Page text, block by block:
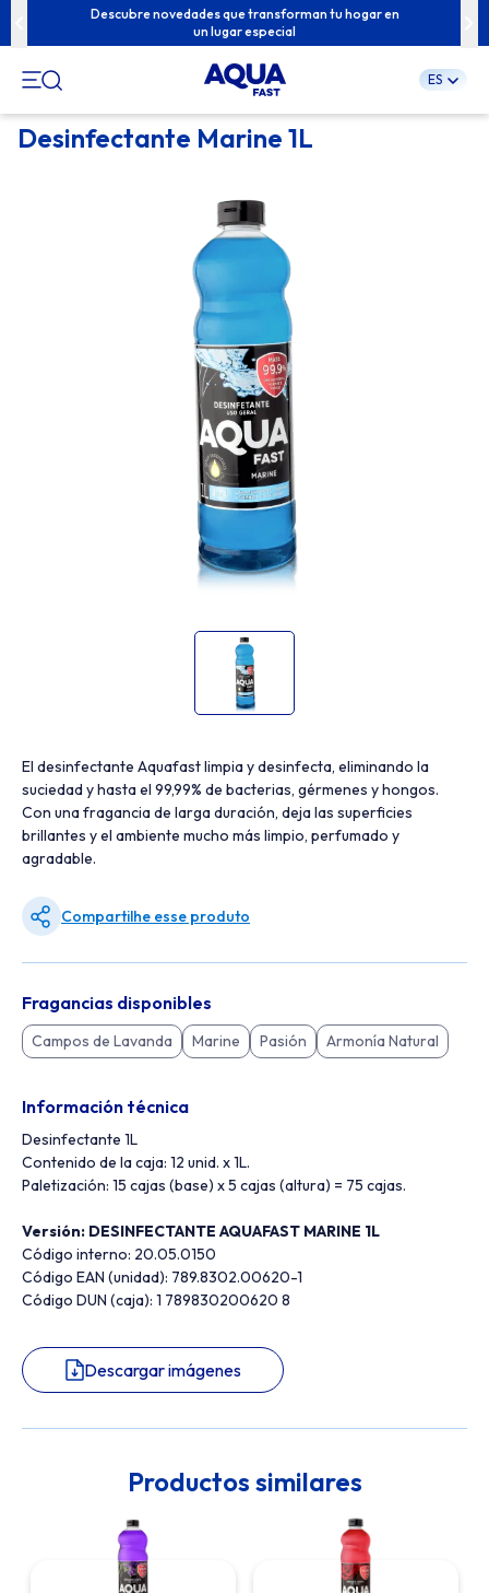
Pular
para
Descubre novedades que transforman tu hogar en
un lugar especial
ES
Desinfectante Marine 1L
El desinfectante Aquafast limpia y desinfecta, eliminando la
suciedad y hasta el 99,99% de bacterias, gérmenes y hongos.
Con una fragancia de larga duración, deja las superficies
brillantes y el ambiente mucho más limpio, perfumado y
agradable.
Compartilhe esse produto
Fragancias disponibles
Campos de Lavanda Marine Pasión Armonía Natural
Información técnica
Desinfectante 1L
Contenido de la caja: 12 unid. x 1L.
Paletización: 15 cajas (base) x 5 cajas (altura) = 75 cajas.
Versión: DESINFECTANTE AQUAFAST MARINE 1L
Código interno: 20.05.0150
Código EAN (unidad): 789.8302.00620-1
Código DUN (caja): 1 789830200620 8
Descargar imágenes
Productos similares